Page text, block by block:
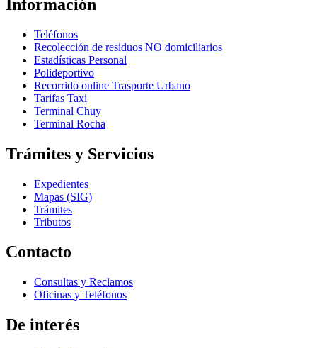
Información
Teléfonos
Recolección de residuos NO domiciliarios
Estadísticas Personal
Polideportivo
Recorrido online Trasporte Urbano
Tarifas Taxi
Terminal Chuy
Terminal Rocha
Trámites y Servicios
Expedientes
Mapas (SIG)
Trámites
Tributos
Contacto
Consultas y Reclamos
Oficinas y Teléfonos
De interés